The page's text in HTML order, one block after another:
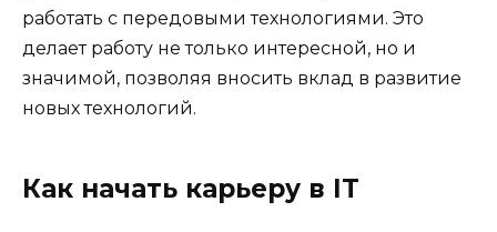
работать с передовыми технологиями. Это
делает работу не только интересной, но и
значимой, позволяя вносить вклад в развитие
новых технологий.
Как начать карьеру в IT